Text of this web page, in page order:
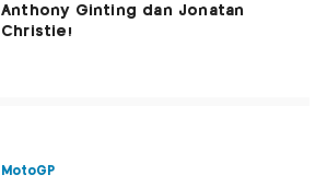
Anthony Ginting dan Jonatan
Christie!
MotoGP